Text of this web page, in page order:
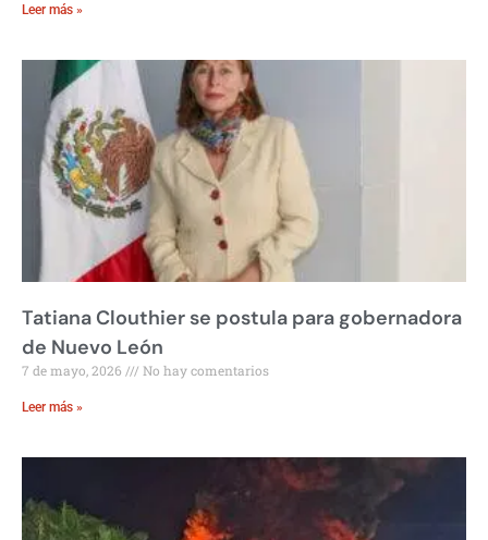
Leer más »
Tatiana Clouthier se postula para gobernadora
de Nuevo León
7 de mayo, 2026 No hay comentarios
Leer más »